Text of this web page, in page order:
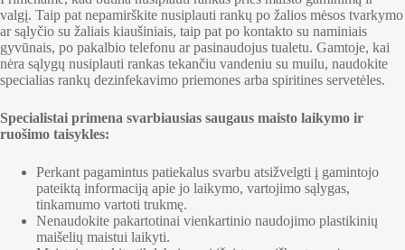
valgį. Taip pat nepamirškite nusiplauti rankų po žalios mėsos tvarkymo
ar sąlyčio su žaliais kiaušiniais, taip pat po kontakto su naminiais
gyvūnais, po pakalbio telefonu ar pasinaudojus tualetu. Gamtoje, kai
nėra sąlygų nusiplauti rankas tekančiu vandeniu su muilu, naudokite
specialias rankų dezinfekavimo priemones arba spiritines servetėles.
Specialistai primena svarbiausias saugaus maisto laikymo ir
ruošimo taisykles:
Perkant pagamintus patiekalus svarbu atsižvelgti į gamintojo
pateiktą informaciją apie jo laikymo, vartojimo sąlygas,
tinkamumo vartoti trukmę.
Nenaudokite pakartotinai vienkartinio naudojimo plastikinių
maišelių maistui laikyti.